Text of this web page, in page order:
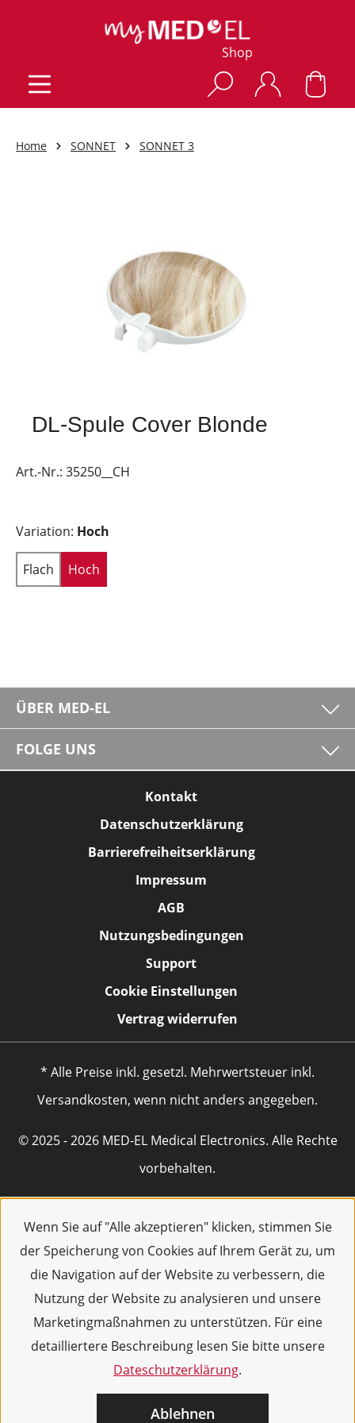
Wenn Sie auf "Alle akzeptieren" klicken, stimmen Sie
der Speicherung von Cookies auf Ihrem Gerät zu, um
die Navigation auf der Website zu verbessern, die
Nutzung der Website zu analysieren und unsere
Marketingmaßnahmen zu unterstützen. Für eine
detailliertere Beschreibung lesen Sie bitte unsere
Dateschutzerklärung.
Ablehnen
Shop
Home SONNET SONNET 3
DL-Spule Cover Blonde
Art.-Nr.: 35250__CH
Variation: Hoch
Flach Hoch
ÜBER MED-EL
FOLGE UNS
Kontakt
Datenschutzerklärung
Barrierefreiheitserklärung
Impressum
AGB
Nutzungsbedingungen
Support
Cookie Einstellungen
Vertrag widerrufen
* Alle Preise inkl. gesetzl. Mehrwertsteuer inkl.
Versandkosten, wenn nicht anders angegeben.
© 2025 - 2026 MED-EL Medical Electronics. Alle Rechte
vorbehalten.